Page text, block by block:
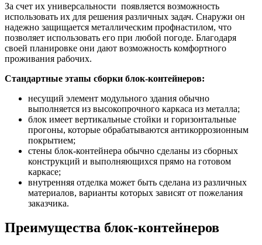
За счет их универсальности появляется возможность
использовать их для решения различных задач. Снаружи он
надежно защищается металлическим профнастилом, что
позволяет использовать его при любой погоде. Благодаря
своей планировке они дают возможность комфортного
проживания рабочих.
Стандартные этапы сборки блок-контейнеров:
несущий элемент модульного здания обычно
выполняется из высокопрочного каркаса из металла;
блок имеет вертикальные стойки и горизонтальные
прогоны, которые обрабатываются антикоррозионным
покрытием;
стены блок-контейнера обычно сделаны из сборных
конструкций и выполняющихся прямо на готовом
каркасе;
внутренняя отделка может быть сделана из различных
материалов, варианты которых зависят от пожелания
заказчика.
Преимущества блок-контейнеров